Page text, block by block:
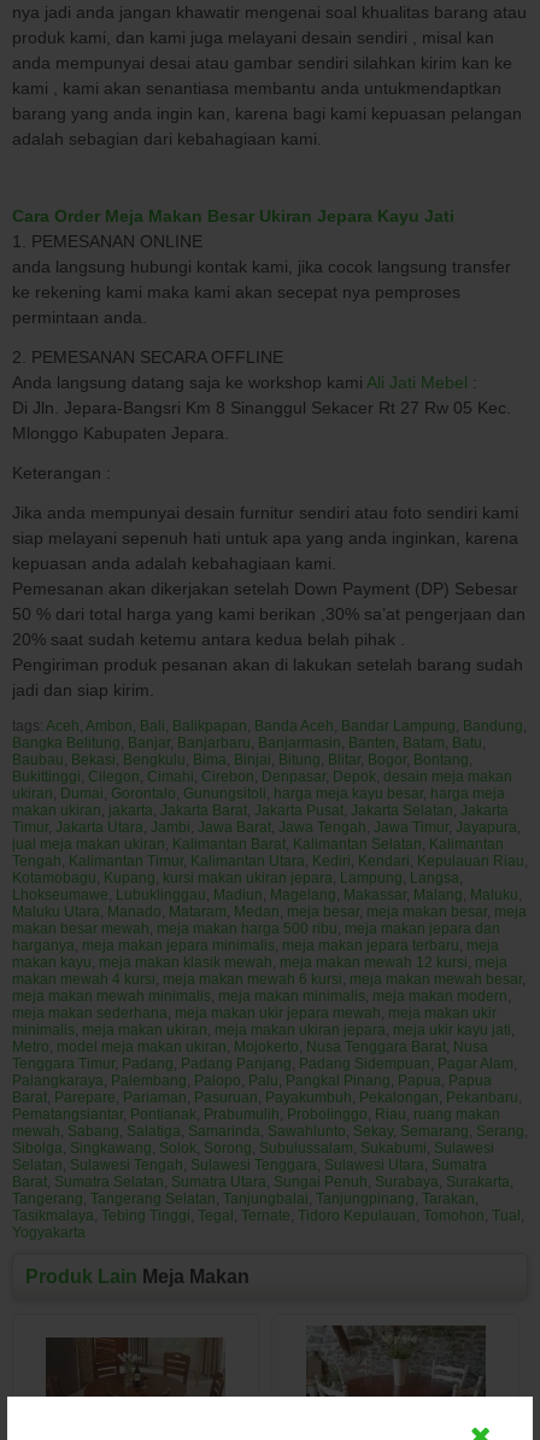
nya jadi anda jangan khawatir mengenai soal khualitas barang atau
produk kami, dan kami juga melayani desain sendiri , misal kan
anda mempunyai desai atau gambar sendiri silahkan kirim kan ke
kami , kami akan senantiasa membantu anda untukmendaptkan
barang yang anda ingin kan, karena bagi kami kepuasan pelangan
adalah sebagian dari kebahagiaan kami.
Cara Order Meja Makan Besar Ukiran Jepara Kayu Jati
1. PEMESANAN ONLINE
anda langsung hubungi kontak kami, jika cocok langsung transfer
ke rekening kami maka kami akan secepat nya pemproses
permintaan anda.
2. PEMESANAN SECARA OFFLINE
Anda langsung datang saja ke workshop kami Ali Jati Mebel :
Di Jln. Jepara-Bangsri Km 8 Sinanggul Sekacer Rt 27 Rw 05 Kec.
Mlonggo Kabupaten Jepara.
Keterangan :
Jika anda mempunyai desain furnitur sendiri atau foto sendiri kami
siap melayani sepenuh hati untuk apa yang anda inginkan, karena
kepuasan anda adalah kebahagiaan kami.
Pemesanan akan dikerjakan setelah Down Payment (DP) Sebesar
50 % dari total harga yang kami berikan ,30% sa’at pengerjaan dan
20% saat sudah ketemu antara kedua belah pihak .
Pengiriman produk pesanan akan di lakukan setelah barang sudah
jadi dan siap kirim.
tags: Aceh, Ambon, Bali, Balikpapan, Banda Aceh, Bandar Lampung, Bandung,
Bangka Belitung, Banjar, Banjarbaru, Banjarmasin, Banten, Batam, Batu,
Baubau, Bekasi, Bengkulu, Bima, Binjai, Bitung, Blitar, Bogor, Bontang,
Bukittinggi, Cilegon, Cimahi, Cirebon, Denpasar, Depok, desain meja makan
ukiran, Dumai, Gorontalo, Gunungsitoli, harga meja kayu besar, harga meja
makan ukiran, jakarta, Jakarta Barat, Jakarta Pusat, Jakarta Selatan, Jakarta
Timur, Jakarta Utara, Jambi, Jawa Barat, Jawa Tengah, Jawa Timur, Jayapura,
jual meja makan ukiran, Kalimantan Barat, Kalimantan Selatan, Kalimantan
Tengah, Kalimantan Timur, Kalimantan Utara, Kediri, Kendari, Kepulauan Riau,
Kotamobagu, Kupang, kursi makan ukiran jepara, Lampung, Langsa,
Lhokseumawe, Lubuklinggau, Madiun, Magelang, Makassar, Malang, Maluku,
Maluku Utara, Manado, Mataram, Medan, meja besar, meja makan besar, meja
makan besar mewah, meja makan harga 500 ribu, meja makan jepara dan
harganya, meja makan jepara minimalis, meja makan jepara terbaru, meja
makan kayu, meja makan klasik mewah, meja makan mewah 12 kursi, meja
makan mewah 4 kursi, meja makan mewah 6 kursi, meja makan mewah besar,
meja makan mewah minimalis, meja makan minimalis, meja makan modern,
meja makan sederhana, meja makan ukir jepara mewah, meja makan ukir
minimalis, meja makan ukiran, meja makan ukiran jepara, meja ukir kayu jati,
Metro, model meja makan ukiran, Mojokerto, Nusa Tenggara Barat, Nusa
Tenggara Timur, Padang, Padang Panjang, Padang Sidempuan, Pagar Alam,
Palangkaraya, Palembang, Palopo, Palu, Pangkal Pinang, Papua, Papua
Barat, Parepare, Pariaman, Pasuruan, Payakumbuh, Pekalongan, Pekanbaru,
Pematangsiantar, Pontianak, Prabumulih, Probolinggo, Riau, ruang makan
mewah, Sabang, Salatiga, Samarinda, Sawahlunto, Sekay, Semarang, Serang,
Sibolga, Singkawang, Solok, Sorong, Subulussalam, Sukabumi, Sulawesi
Selatan, Sulawesi Tengah, Sulawesi Tenggara, Sulawesi Utara, Sumatra
Barat, Sumatra Selatan, Sumatra Utara, Sungai Penuh, Surabaya, Surakarta,
Tangerang, Tangerang Selatan, Tanjungbalai, Tanjungpinang, Tarakan,
Tasikmalaya, Tebing Tinggi, Tegal , Ternate, Tidoro Kepulauan, Tomohon, Tual ,
Yogyakarta
Produk Lain Meja Makan